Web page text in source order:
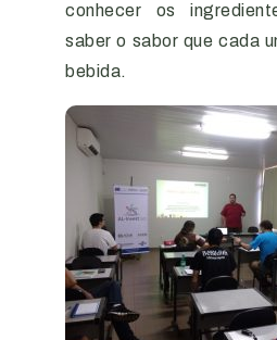
conhecer os
saber o sabor que cada
bebida.